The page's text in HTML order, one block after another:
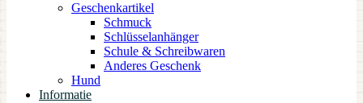
Geschenkartikel
Schmuck
Schlüsselanhänger
Schule & Schreibwaren
Anderes Geschenk
Hund
Informatie